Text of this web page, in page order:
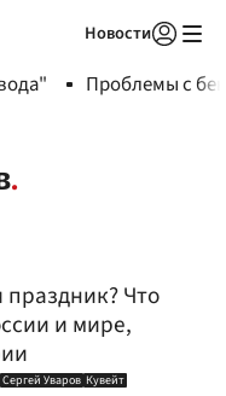
Новости
Проблемы с
праздник? Что
и мире,
Сергей Уваров Кувейт